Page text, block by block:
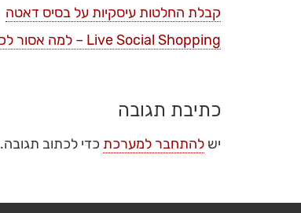
קבלת החלטות עיסקיות על בסיס דאטה
Live Social Shopping – למה אסור לכם לפספס את הטרנד הזה ?
כתיבת תגובה
יש להתחבר למערכת כדי לכתוב תגובה.